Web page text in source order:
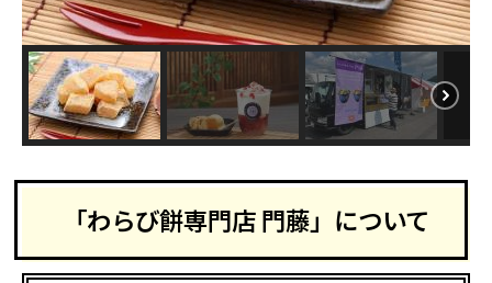
「わらび餅専門店 門藤」について